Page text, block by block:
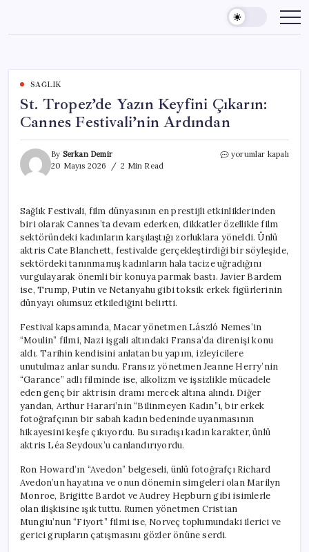
content
SAĞLIK
St. Tropez’de Yazın Keyfini Çıkarın:
Cannes Festivali’nin Ardından
By Serkan Demir
20 Mayıs 2026
2 Min Read
St.
Cannes
Festivali’nin
Ardından
için
yorumlar kapalı
Sağlık Festivali, film dünyasının en prestijli etkinliklerinden
biri olarak Cannes’ta devam ederken, dikkatler özellikle film
sektöründeki kadınların karşılaştığı zorluklara yöneldi. Ünlü
aktris Cate Blanchett, festivalde gerçekleştirdiği bir söyleşide,
sektördeki tanınmamış kadınların hala tacize uğradığını
vurgulayarak önemli bir konuya parmak bastı. Javier Bardem
ise, Trump, Putin ve Netanyahu gibi toksik erkek figürlerinin
dünyayı olumsuz etkilediğini belirtti.
Festival kapsamında, Macar yönetmen László Nemes’in
“Moulin” filmi, Nazi işgali altındaki Fransa’da direnişi konu
aldı. Tarihin kendisini anlatan bu yapım, izleyicilere
unutulmaz anlar sundu. Fransız yönetmen Jeanne Herry’nin
“Garance” adlı filminde ise, alkolizm ve işsizlikle mücadele
eden genç bir aktrisin dramı mercek altına alındı. Diğer
yandan, Arthur Harari’nin “Bilinmeyen Kadın”ı, bir erkek
fotoğrafçının bir sabah kadın bedeninde uyanmasının
hikayesini keşfe çıkıyordu. Bu sıradışı kadın karakter, ünlü
aktris Léa Seydoux’u canlandırıyordu.
Ron Howard’ın “Avedon” belgeseli, ünlü fotoğrafçı Richard
Avedon’un hayatına ve onun dönemin simgeleri olan Marilyn
Monroe, Brigitte Bardot ve Audrey Hepburn gibi isimlerle
olan ilişkisine ışık tuttu. Rumen yönetmen Cristian
Mungiu’nun “Fiyort” filmi ise, Norveç toplumundaki ilerici ve
gerici grupların çatışmasını gözler önüne serdi.